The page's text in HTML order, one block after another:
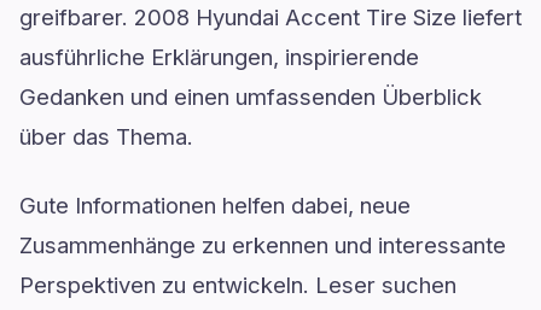
greifbarer. 2008 Hyundai Accent Tire Size liefert
ausführliche Erklärungen, inspirierende
Gedanken und einen umfassenden Überblick
über das Thema.
Gute Informationen helfen dabei, neue
Zusammenhänge zu erkennen und interessante
Perspektiven zu entwickeln. Leser suchen